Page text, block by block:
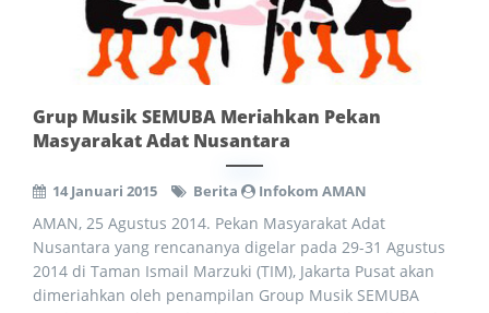
Grup Musik SEMUBA Meriahkan Pekan
Masyarakat Adat Nusantara
14 Januari 2015 Berita Infokom AMAN
AMAN, 25 Agustus 2014. Pekan Masyarakat Adat
Nusantara yang rencananya digelar pada 29-31 Agustus
2014 di Taman Ismail Marzuki (TIM), Jakarta Pusat akan
dimeriahkan oleh penampilan Group Musik SEMUBA